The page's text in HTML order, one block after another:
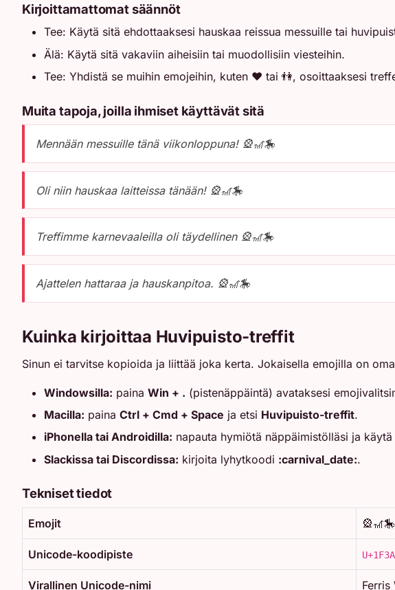
Kirjoittamattomat säännöt
Tee: Käytä sitä ehdottaaksesi hauskaa reissua messuille tai
Älä: Käytä sitä vakaviin aiheisiin tai muodollisiin viesteihin.
Tee: Yhdistä se muihin emojeihin, kuten ❤️ tai 👫, osoittaaksesi
Muita tapoja, joilla ihmiset käyttävät sitä
Mennään messuille tänä viikonloppuna! 🎡🎢🎠
Oli niin hauskaa laitteissa tänään! 🎡🎢🎠
Treffimme karnevaaleilla oli täydellinen 🎡🎢🎠
Ajattelen hattaraa ja hauskanpitoa. 🎡🎢🎠
Kuinka kirjoittaa Huvipuisto-treffit
Sinun ei tarvitse kopioida ja liittää joka kerta. Jokaisella emojilla on
Windowsilla: paina Win + . (pistenäppäintä) avataksesi
Macilla: paina Ctrl + Cmd + Space ja etsi Huvipuisto-treffit.
iPhonella tai Androidilla: napauta hymiötä näppäimistölläsi ja
Slackissa tai Discordissa: kirjoita lyhytkoodi :carnival_date:.
Tekniset tiedot
Emojit 🎡🎢🎠
Unicode-koodipiste
Virallinen Unicode-nimi Ferris